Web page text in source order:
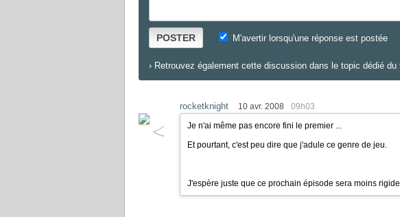
POSTER M'avertir lorsqu'une réponse est postée
› Retrouvez également cette discussion dans le topic dédié du
rocketknight 10 avr. 2008 09h03
Je n'ai même pas encore fini le premier ...
Et pourtant, c'est peu dire que j'adule ce genre de jeu.
J'espère juste que ce prochain épisode sera moins